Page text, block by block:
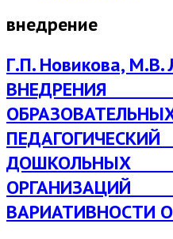
внедрение
Г.П. Новикова,
ВНЕДРЕНИЯ
ДОШКОЛЬНЫХ
ВАРИАТИВНОСТИ